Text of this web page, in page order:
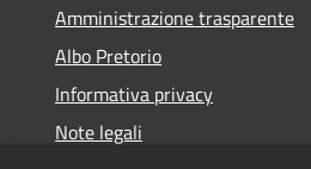
Amministrazione trasparente
Albo Pretorio
Informativa privacy
Note legali